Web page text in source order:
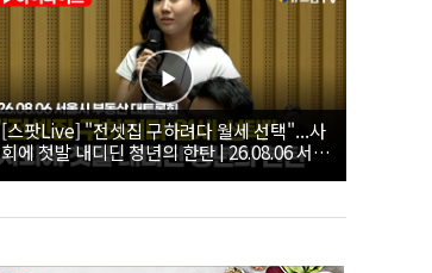
[스팟Live] "전셋집 구하려다 월세 선택"...사
회에 첫발 내디딘 청년의 한탄 | 26.08.06 서울
시 부동산 대토론회